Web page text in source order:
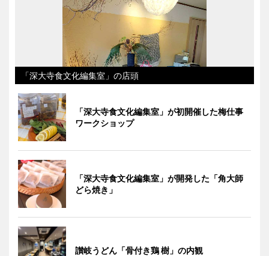
「深大寺食文化編集室」の店頭
「深大寺食文化編集室」が初開催した梅仕事
ワークショップ
「深大寺食文化編集室」が開発した「角大師
どら焼き」
讃岐うどん「骨付き鶏 樹」の内観